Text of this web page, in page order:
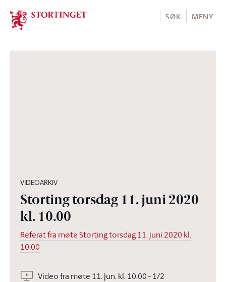
Stortinget.no
SØK MENY
VIDEOARKIV
Storting torsdag 11. juni 2020
kl. 10.00
Referat fra møte Storting torsdag 11. juni 2020 kl.
10.00
Video fra møte 11. jun. kl. 10.00 - 1/2